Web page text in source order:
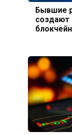
Бывшие
создают